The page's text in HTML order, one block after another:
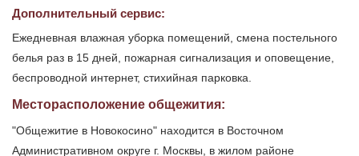
Дополнительный сервис:
Ежедневная влажная уборка помещений, смена постельного
белья раз в 15 дней, пожарная сигнализация и оповещение,
беспроводной интернет, стихийная парковка.
Месторасположение общежития:
"Общежитие в Новокосино" находится в Восточном
Административном округе г. Москвы, в жилом районе